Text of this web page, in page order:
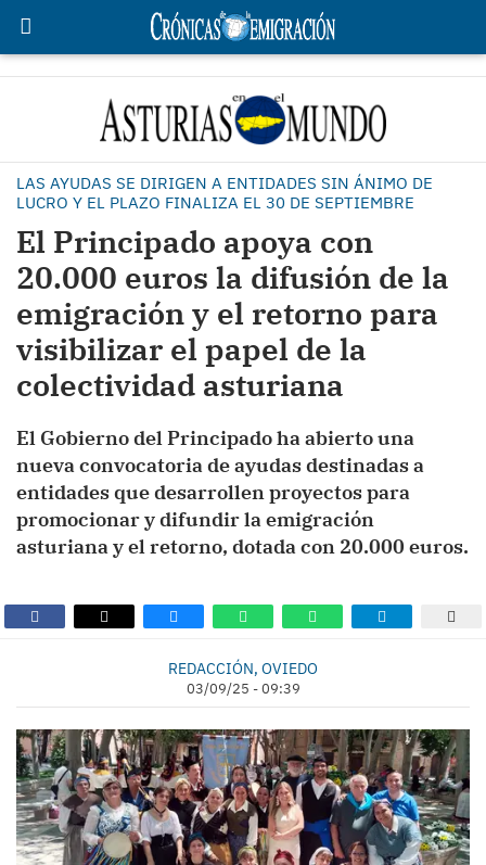
LAS AYUDAS SE DIRIGEN A ENTIDADES SIN ÁNIMO DE
LUCRO Y EL PLAZO FINALIZA EL 30 DE SEPTIEMBRE
El Principado apoya con
20.000 euros la difusión de la
emigración y el retorno para
visibilizar el papel de la
colectividad asturiana
El Gobierno del Principado ha abierto una
nueva convocatoria de ayudas destinadas a
entidades que desarrollen proyectos para
promocionar y difundir la emigración
asturiana y el retorno, dotada con 20.000 euros.
REDACCIÓN, OVIEDO
03/09/25 - 09:39